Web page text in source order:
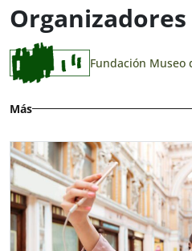
Organizadores
Fundación Museo
Más